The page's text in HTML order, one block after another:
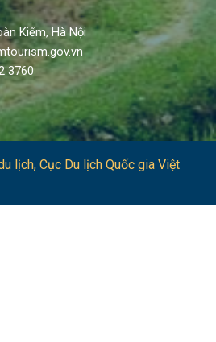
Kiếm, Hà Nội
3760
lịch​, Cục Du lịch Quốc gia Việt